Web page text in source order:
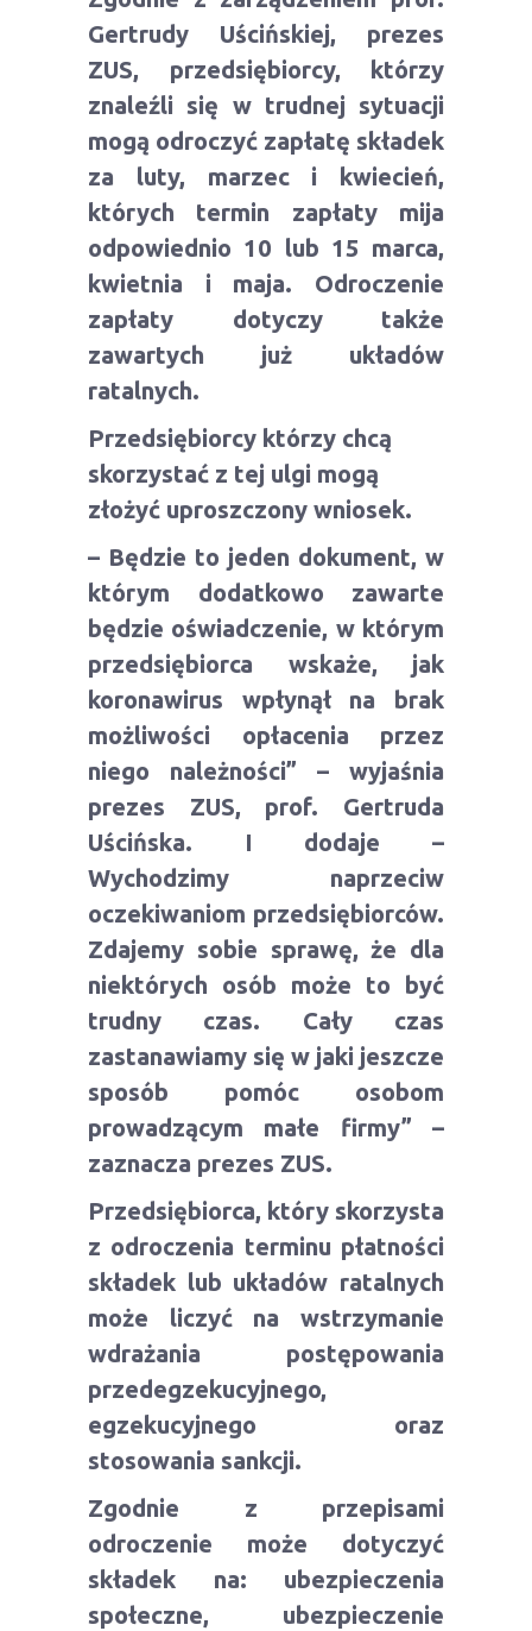
Gertrudy Uścińskiej, prezes
ZUS, przedsiębiorcy, którzy
znaleźli się w trudnej sytuacji
mogą odroczyć zapłatę składek
za luty, marzec i kwiecień,
których termin zapłaty mija
odpowiednio 10 lub 15 marca,
kwietnia i maja. Odroczenie
zapłaty dotyczy także
zawartych już układów
ratalnych.
Przedsiębiorcy którzy chcą
skorzystać z tej ulgi mogą
złożyć uproszczony wniosek.
– Będzie to jeden dokument, w
którym dodatkowo zawarte
będzie oświadczenie, w którym
przedsiębiorca wskaże, jak
koronawirus wpłynął na brak
możliwości opłacenia przez
niego należności” – wyjaśnia
prezes ZUS, prof. Gertruda
Uścińska. I dodaje –
Wychodzimy naprzeciw
oczekiwaniom przedsiębiorców.
Zdajemy sobie sprawę, że dla
niektórych osób może to być
trudny czas. Cały czas
zastanawiamy się w jaki jeszcze
sposób pomóc osobom
prowadzącym małe firmy” –
zaznacza prezes ZUS.
Przedsiębiorca, który skorzysta
z odroczenia terminu płatności
składek lub układów ratalnych
może liczyć na wstrzymanie
wdrażania postępowania
przedegzekucyjnego,
egzekucyjnego oraz
stosowania sankcji.
Zgodnie z przepisami
odroczenie może dotyczyć
składek na: ubezpieczenia
społeczne, ubezpieczenie